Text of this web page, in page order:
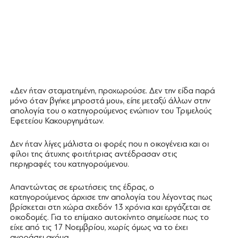
«Δεν ήταν σταματημένη, προχωρούσε. Δεν την είδα παρά
μόνο όταν βγήκε μπροστά μου», είπε μεταξύ άλλων στην
απολογία του ο κατηγορούμενος ενώπιον του Τριμελούς
Εφετείου Κακουργημάτων.
Δεν ήταν λίγες μάλιστα οι φορές που η οικογένεια και οι
φίλοι της άτυχης φοιτήτριας αντέδρασαν στις
περιγραφές του κατηγορούμενου.
Απαντώντας σε ερωτήσεις της έδρας, ο
κατηγορούμενος άρχισε την απολογία του λέγοντας πως
βρίσκεται στη χώρα σχεδόν 13 χρόνια και εργάζεται σε
οικοδομές. Για το επίμαχο αυτοκίνητο σημείωσε πως το
είχε από τις 17 Νοεμβρίου, χωρίς όμως να το έχει